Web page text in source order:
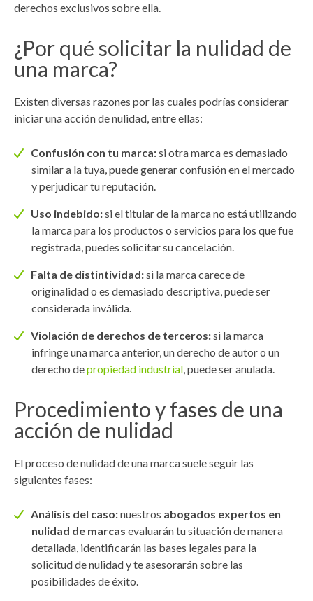
derechos exclusivos sobre ella.
¿Por qué solicitar la nulidad de
una marca?
Existen diversas razones por las cuales podrías considerar
iniciar una acción de nulidad, entre ellas:
Confusión con tu marca:si otra marca es demasiado
similar a la tuya, puede generar confusión en el mercado
y perjudicar tu reputación.
Uso indebido:si el titular de la marca no está utilizando
la marca para los productos o servicios para los que fue
registrada, puedes solicitar su cancelación.
Falta de distintividad:si la marca carece de
originalidad o es demasiado descriptiva, puede ser
considerada inválida.
Violación de derechos de terceros:si la marca
infringe una marca anterior, un derecho de autor o un
derecho depropiedad industrial, puede ser anulada.
Procedimiento y fases de una
acción de nulidad
El proceso de nulidad de una marca suele seguir las
siguientes fases:
Análisis del caso:nuestros abogados expertos en
nulidad de marcas evaluarán tu situación de manera
detallada, identificarán las bases legales para la
solicitud de nulidad y te asesorarán sobre las
posibilidades de éxito.